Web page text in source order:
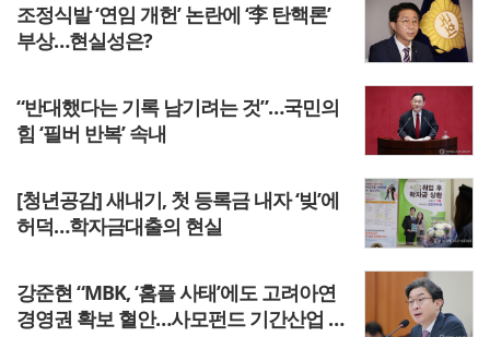
조정식발 ‘연임 개헌’ 논란에 ‘李 탄핵론’
부상…현실성은?
“반대했다는 기록 남기려는 것”…국민의
힘 ‘필버 반복’ 속내
[청년공감] 새내기, 첫 등록금 내자 ‘빚’에
허덕…학자금대출의 현실
강준현 “MBK, ‘홈플 사태’에도 고려아연
경영권 확보 혈안…사모펀드 기간산업 약